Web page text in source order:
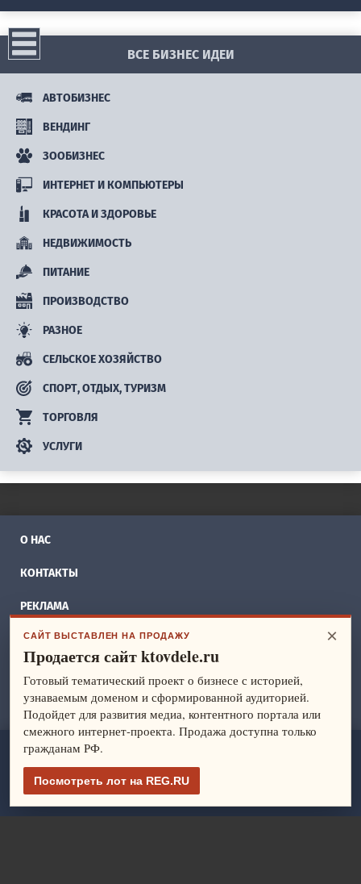
ВСЕ БИЗНЕС ИДЕИ
АВТОБИЗНЕС
ВЕНДИНГ
ЗООБИЗНЕС
ИНТЕРНЕТ И КОМПЬЮТЕРЫ
КРАСОТА И ЗДОРОВЬЕ
НЕДВИЖИМОСТЬ
ПИТАНИЕ
ПРОИЗВОДСТВО
РАЗНОЕ
СЕЛЬСКОЕ ХОЗЯЙСТВО
СПОРТ, ОТДЫХ, ТУРИЗМ
ТОРГОВЛЯ
УСЛУГИ
О НАС
КОНТАКТЫ
РЕКЛАМА
БИЗНЕС ИДЕИ
ФРАНШИЗЫ
ktovdele.ru— идеи и ведение бизнеса. Все права защищены.
© 2014-2026
Политика конфиденциальности
×
САЙТ ВЫСТАВЛЕН НА ПРОДАЖУ
Продается сайт ktovdele.ru
Готовый тематический проект о бизнесе с историей,
узнаваемым доменом и сформированной аудиторией.
Подойдет для развития медиа, контентного портала или
смежного интернет-проекта. Продажа доступна только
гражданам РФ.
Посмотреть лот на REG.RU